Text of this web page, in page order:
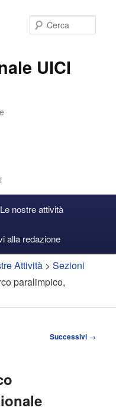
UICI
Le nostre attività
alla redazione
Attività >Sezioni
paralimpico,
Successivi →